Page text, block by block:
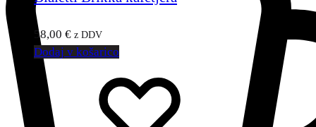
58,00 € z DDV
Dodaj v košarico